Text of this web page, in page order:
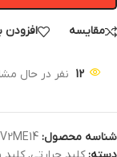
مقایسه افزودن
12 نفر در حال
شناسه محصول: